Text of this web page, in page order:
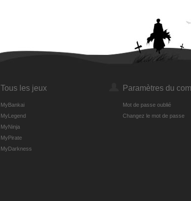
Tous les jeux
MyBankai
MyLegend
MyNinja
MyPirate
MyDarkness
Paramètres du
Mot de passe oublié
Changez le mot de passe